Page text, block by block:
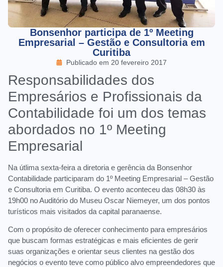
Bonsenhor participa de 1º Meeting
Empresarial – Gestão e Consultoria em
Curitiba
Publicado em 20 fevereiro 2017
Responsabilidades dos
Empresários e Profissionais da
Contabilidade foi um dos temas
abordados no 1º Meeting
Empresarial
Na útlima sexta-feira a diretoria e gerência da Bonsenhor
Contabilidade participaram do 1º Meeting Empresarial – Gestão
e Consultoria em Curitiba. O evento aconteceu das 08h30 às
19h00 no Auditório do Museu Oscar Niemeyer, um dos pontos
turísticos mais visitados da capital paranaense.
Com o propósito de oferecer conhecimento para empresários
que buscam formas estratégicas e mais eficientes de gerir
suas organizações e orientar seus clientes na gestão dos
negócios o evento teve como público alvo empreendedores que